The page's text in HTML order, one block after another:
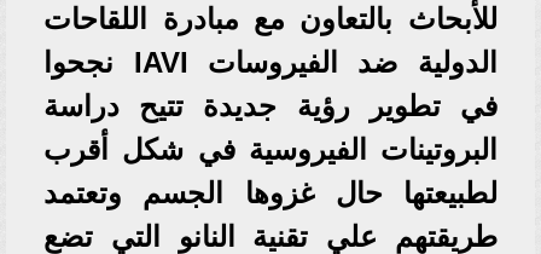
للأبحاث بالتعاون مع مبادرة اللقاحات
الدولية ضد الفيروسات IAVI نجحوا
في تطوير رؤية جديدة تتيح دراسة
البروتينات الفيروسية في شكل أقرب
لطبيعتها حال غزوها الجسم وتعتمد
طريقتهم علي تقنية النانو التي تضع